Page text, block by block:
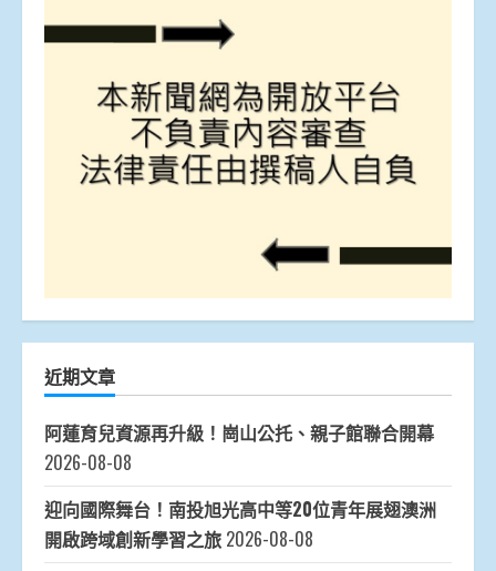
近期文章
阿蓮育兒資源再升級！崗山公托、親子館聯合開幕
2026-08-08
迎向國際舞台！南投旭光高中等20位青年展翅澳洲
開啟跨域創新學習之旅 2026-08-08